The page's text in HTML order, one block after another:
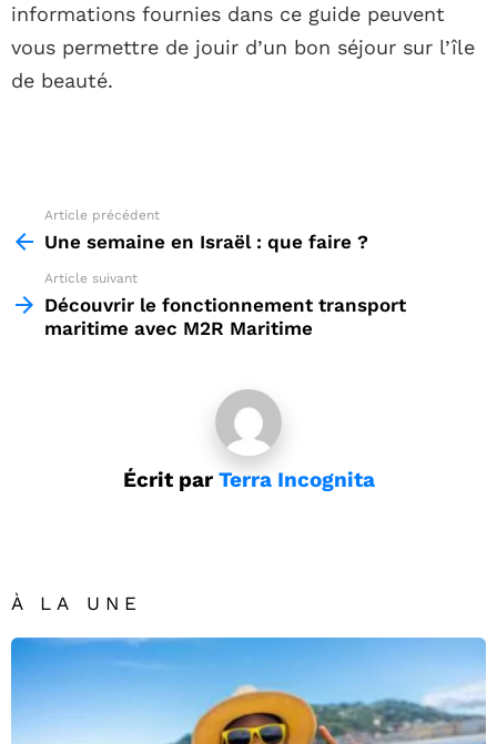
informations fournies dans ce guide peuvent
vous permettre de jouir d’un bon séjour sur l’île
de beauté.
more
Article précédent
Une semaine en Israël : que faire ?
Article suivant
Découvrir le fonctionnement transport
maritime avec M2R Maritime
Écrit par Terra Incognita
À LA UNE